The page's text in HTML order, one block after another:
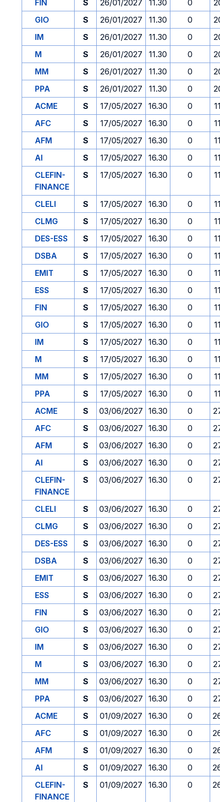
FIN S 26/01/2027 11.30 0
GIO
S 26/01/2027 11.30 0
IM
S 26/01/2027 11.30 0
M
S 26/01/2027 11.30 0
MM
S 26/01/2027 11.30 0
PPA
S 26/01/2027 11.30 0
ACME
S 17/05/2027 16.30 0
AFC
S 17/05/2027 16.30 0
AFM
S 17/05/2027 16.30 0
AI
S 17/05/2027 16.30 0
CLEFIN-
FINANCE
S 17/05/2027 16.30 0
CLELI S 17/05/2027 16.30 0
CLMG
S 17/05/2027 16.30 0
DES-ESS
S 17/05/2027 16.30 0
DSBA
S 17/05/2027 16.30 0
EMIT
S 17/05/2027 16.30 0
ESS
S 17/05/2027 16.30 0
FIN
S 17/05/2027 16.30 0
GIO
S 17/05/2027 16.30 0
IM
S 17/05/2027 16.30 0
M
S 17/05/2027 16.30 0
MM
S 17/05/2027 16.30 0
PPA
S 17/05/2027 16.30 0
ACME
S 03/06/2027 16.30 0
AFC
S 03/06/2027 16.30 0
AFM
S 03/06/2027 16.30 0
AI
S 03/06/2027 16.30 0
CLEFIN-
FINANCE
S 03/06/2027 16.30 0
CLELI S 03/06/2027 16.30 0
CLMG
S 03/06/2027 16.30 0
DES-ESS
S 03/06/2027 16.30 0
DSBA
S 03/06/2027 16.30 0
EMIT
S 03/06/2027 16.30 0
ESS
S 03/06/2027 16.30 0
FIN
S 03/06/2027 16.30 0
GIO
S 03/06/2027 16.30 0
IM
S 03/06/2027 16.30 0
M
S 03/06/2027 16.30 0
MM
S 03/06/2027 16.30 0
PPA
S 03/06/2027 16.30 0
ACME
S 01/09/2027 16.30 0
AFC
S 01/09/2027 16.30 0
AFM
S 01/09/2027 16.30 0
AI
S 01/09/2027 16.30 0
CLEFIN-
FINANCE
S 01/09/2027 16.30 0